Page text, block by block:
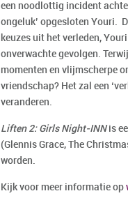
een noodlottig incident
ongeluk’ opgesloten Youri.
keuzes uit het verleden,
onverwachte gevolgen.
momenten en vlijmscherpe
vriendschap? Het zal een
veranderen.
Liften 2: Girls Night-INNis
(Glennis Grace, The
worden.
Kijk voor meer informatie op